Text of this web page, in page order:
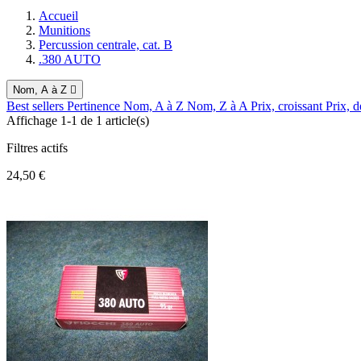
Accueil
Munitions
Percussion centrale, cat. B
.380 AUTO
Nom, A à Z 
Best sellers Pertinence Nom, A à Z Nom, Z à A Prix, croissant Prix,
Affichage 1-1 de 1 article(s)
Filtres actifs
24,50 €